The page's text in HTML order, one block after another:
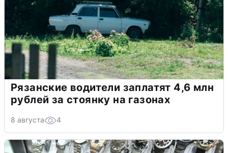
Рязанские водители заплатят 4,6 млн
рублей за стоянку на газонах
8 августа 4